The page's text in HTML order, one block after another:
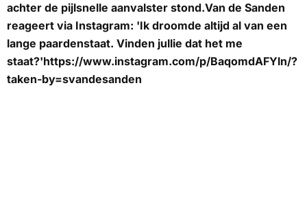
achter de pijlsnelle aanvalster stond.Van de Sanden
reageert via Instagram: 'Ik droomde altijd al van een
lange paardenstaat. Vinden jullie dat het me
staat?'https://www.instagram.com/p/BaqomdAFYln/?
taken-by=svandesanden